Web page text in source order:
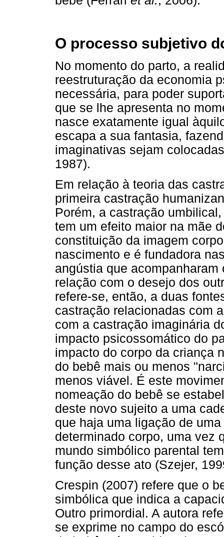
O processo subjetivo
No momento do parto, a
reestruturação da economia
necessária, para poder
que se lhe apresenta no
nasce exatamente igual
escapa a sua fantasia,
imaginativas sejam
1987).
Em relação à teoria das
primeira castração
Porém, a castração
tem um efeito maior na mãe
constituição da imagem
nascimento e é fundadora
angústia que
relação com o desejo dos
refere-se, então, a duas
castração relacionadas com
com a castração imaginária
impacto psicossomático do
impacto do corpo da criança
do bebê mais ou menos
menos viável. É este
nomeação do bebê se
deste novo sujeito a uma
que haja uma ligação de
determinado corpo, uma vez
mundo simbólico parental
função desse ato (Szejer,
Crespin (2007) refere que o
simbólica que indica a
Outro primordial. A autora
se exprime no campo do